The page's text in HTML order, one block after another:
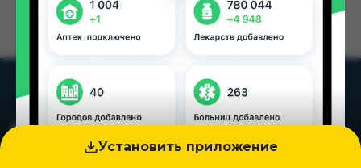
Установить приложение